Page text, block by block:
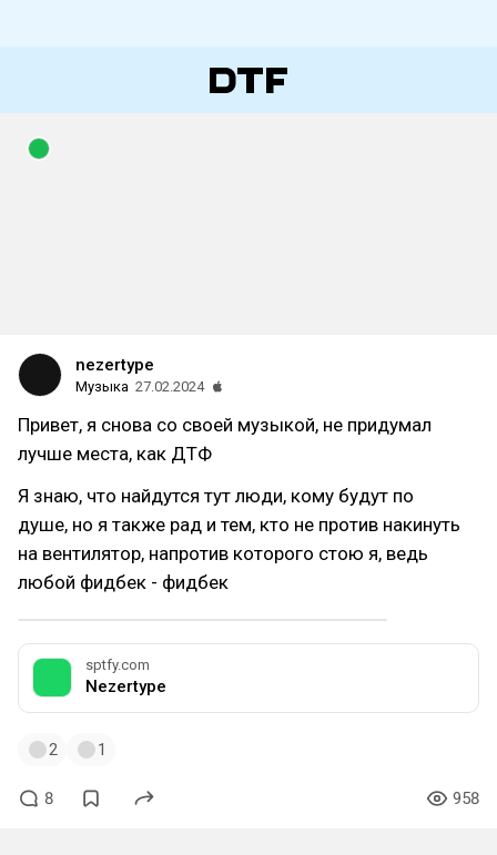
nezertype
Музыка 27.02.2024
Привет, я снова со своей музыкой, не придумал
лучше места, как ДТФ
Я знаю, что найдутся тут люди, кому будут по
душе, но я также рад и тем, кто не против накинуть
на вентилятор, напротив которого стою я, ведь
любой фидбек - фидбек
sptfy.com
Nezertype
2 1
8 958